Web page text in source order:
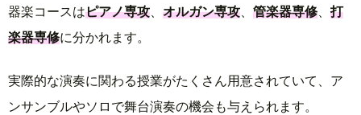
器楽コースはピアノ専攻 オルガン専攻 管楽器専修 、打
楽器専修に分かれます。
実際的な演奏に関わる授業がたくさん用意されていて、ア
ンサンブルやソロで舞台演奏の機会も与えられます。